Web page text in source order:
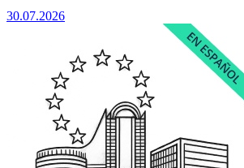
30.07.2026